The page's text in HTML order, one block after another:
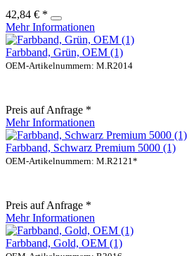
42,84 € *
Mehr Informationen
Farbband, Grün, OEM (1)
OEM-Artikelnummern: M.R2014
Preis auf Anfrage *
Mehr Informationen
Farbband, Schwarz Premium 5000 (1)
OEM-Artikelnummern: M.R2121*
Preis auf Anfrage *
Mehr Informationen
Farbband, Gold, OEM (1)